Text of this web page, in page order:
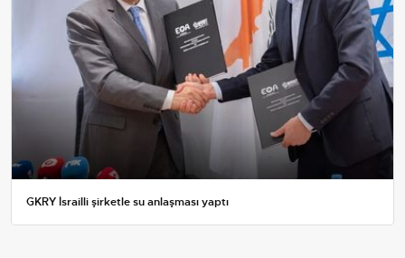
GKRY İsrailli şirketle su anlaşması yaptı